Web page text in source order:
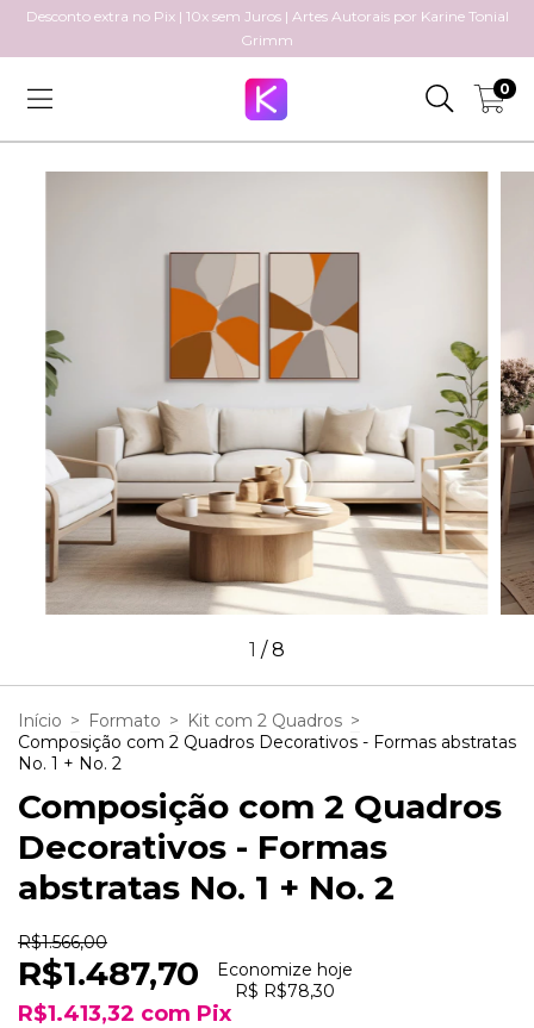
Desconto extra no Pix | 10x sem Juros | Artes Autorais por Karine Tonial
Grimm
0
1 /8
Início > Formato > Kit com 2 Quadros >
Composição com 2 Quadros Decorativos - Formas abstratas
No. 1 + No. 2
Composição com 2 Quadros
Decorativos - Formas
abstratas No. 1 + No. 2
R$1.566,00
R$1.487,70
Economize hoje
R$ R$78,30
R$1.413,32 com Pix